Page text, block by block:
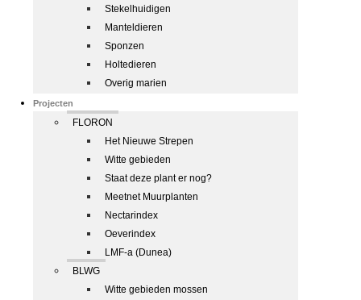
Stekelhuidigen
Manteldieren
Sponzen
Holtedieren
Overig marien
Projecten
FLORON
Het Nieuwe Strepen
Witte gebieden
Staat deze plant er nog?
Meetnet Muurplanten
Nectarindex
Oeverindex
LMF-a (Dunea)
BLWG
Witte gebieden mossen